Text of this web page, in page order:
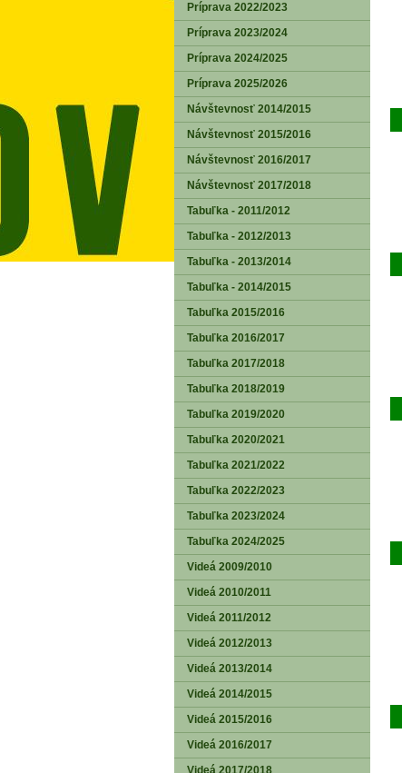
Príprava 2022/2023
Príprava 2023/2024
Príprava 2024/2025
Príprava 2025/2026
Návštevnosť 2014/2015
Návštevnosť 2015/2016
Návštevnosť 2016/2017
Návštevnosť 2017/2018
Tabuľka - 2011/2012
Tabuľka - 2012/2013
Tabuľka - 2013/2014
Tabuľka - 2014/2015
Tabuľka 2015/2016
Tabuľka 2016/2017
Tabuľka 2017/2018
Tabuľka 2018/2019
Tabuľka 2019/2020
Tabuľka 2020/2021
Tabuľka 2021/2022
Tabuľka 2022/2023
Tabuľka 2023/2024
Tabuľka 2024/2025
Videá 2009/2010
Videá 2010/2011
Videá 2011/2012
Videá 2012/2013
Videá 2013/2014
Videá 2014/2015
Videá 2015/2016
Videá 2016/2017
Videá 2017/2018